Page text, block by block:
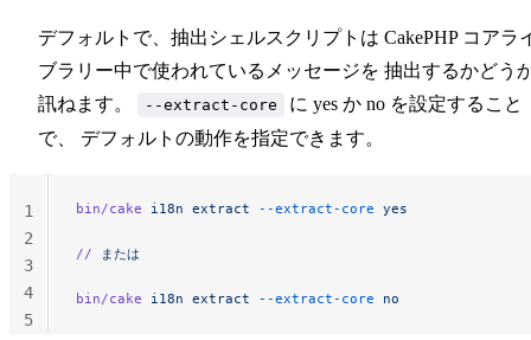
デフォルトで、抽出シェルスクリプトは CakePHP コアラ
ブラリー中で使われているメッセージを 抽出するかどう
訊ねます。
--extract-core
に yes か no を設定すること
で、 デフォルトの動作を指定できます。
bin/cake i18n extract --extract-core yes
// または
bin/cake i18n extract --extract-core no
1
2
3
4
5